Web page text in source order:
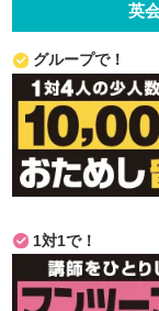
英
グループで！
1対1で！